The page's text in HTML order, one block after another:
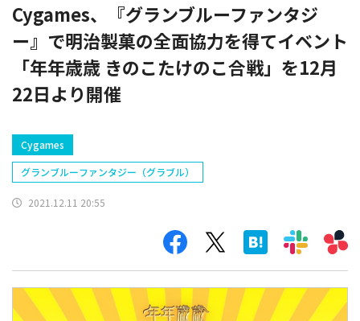
Cygames、『グランブルーファンタジ
ー』で明治製菓の全面協力を得てイベント
「年年歳歳 きのこたけのこ合戦」を12月
22日より開催
Cygames
グランブルーファンタジー（グラブル）
2021.12.11 20:55